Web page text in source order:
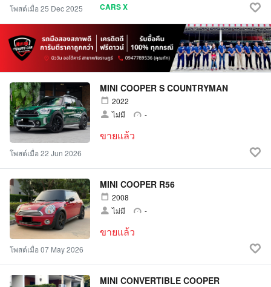
โพสต์เมื่อ 25 Dec 2025 CARS X
MINI COOPER S COUNTRYMAN
2022
ไม่มี
-
ขายแล้ว
โพสต์เมื่อ 22 Jun 2026
MINI COOPER R56
2008
ไม่มี
-
ขายแล้ว
โพสต์เมื่อ 07 May 2026
MINI CONVERTIBLE COOPER